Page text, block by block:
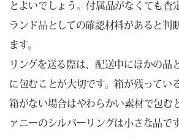
とよいでしょう。付属品がなくても査
ランド品としての確認材料があると判
ます。
リングを送る際は、配送中にほかの品
に包むことが大切です。箱が残ってい
箱がない場合はやわらかい素材で包む
ァニーのシルバーリングは小さな品で